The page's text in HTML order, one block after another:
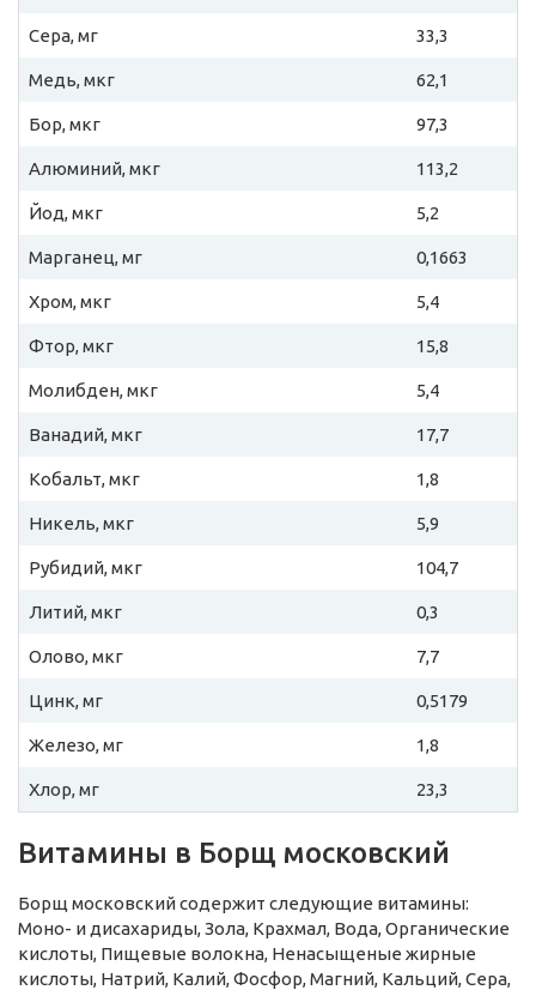
Сера, мг 33,3
Медь, мкг 62,1
Бор, мкг 97,3
Алюминий, мкг 113,2
Йод, мкг 5,2
Марганец, мг 0,1663
Хром, мкг 5,4
Фтор, мкг 15,8
Молибден, мкг 5,4
Ванадий, мкг 17,7
Кобальт, мкг 1,8
Никель, мкг 5,9
Рубидий, мкг 104,7
Литий, мкг 0,3
Олово, мкг 7,7
Цинк, мг 0,5179
Железо, мг 1,8
Хлор, мг 23,3
Витамины в Борщ московский
Борщ московский содержит следующие витамины:
Моно- и дисахариды, Зола, Крахмал, Вода, Органические
кислоты, Пищевые волокна, Ненасыщеные жирные
кислоты, Натрий, Калий, Фосфор, Магний, Кальций, Сера,